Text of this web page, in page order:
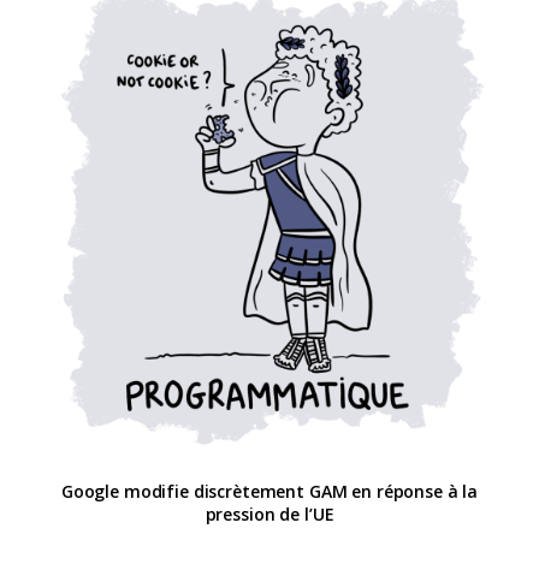
Google modifie discrètement GAM en réponse à la
pression de l’UE